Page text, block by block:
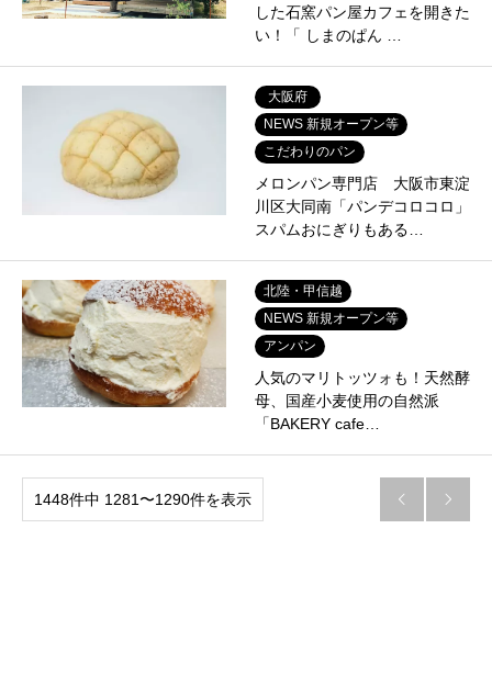
した石窯パン屋カフェを開きた
い！「 しまのぱん …
大阪府
NEWS 新規オープン等
こだわりのパン
メロンパン専門店 大阪市東淀
川区大同南「パンデコロコロ」
スパムおにぎりもある…
北陸・甲信越
NEWS 新規オープン等
アンパン
人気のマリトッツォも！天然酵
母、国産小麦使用の自然派
「BAKERY cafe…
1448件中 1281〜1290件を表示  